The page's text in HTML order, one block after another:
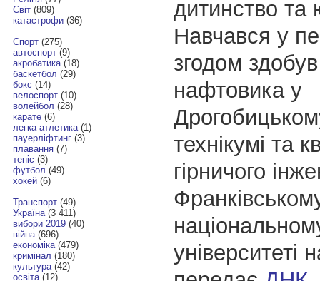
Світ(809)
катастрофи(36)
Спорт(275)
автоспорт(9)
акробатика(18)
баскетбол (29)
бокс (14)
велоспорт(10)
волейбол (28)
карате(6)
легка атлетика(1)
пауерліфтинг(3)
плавання(7)
теніс (3)
футбол (49)
хокей(6)
Транспорт(49)
Україна(3 411)
вибори 2019(40)
війна(696)
економіка(479)
кримінал (180)
культура(42)
освіта(12)
дитинство та
Навчався у
згодом
нафтовика у
технікумі та
гірничого
університеті